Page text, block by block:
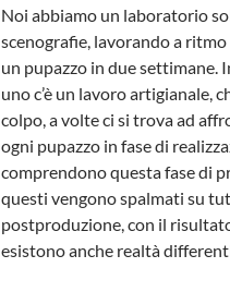
Noi abbiamo un laboratorio
scenografie, lavorando a
un pupazzo in due settimane.
uno c’è un lavoro artigianale,
colpo, a volte ci si trova ad
ogni pupazzo in fase di
comprendono questa fase di
questi vengono spalmati su
postproduzione, con il
esistono anche realtà